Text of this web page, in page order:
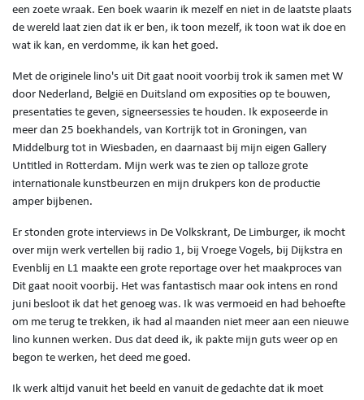
een zoete wraak. Een boek waarin ik mezelf en niet in de laatste plaats
de wereld laat zien dat ik er ben, ik toon mezelf, ik toon wat ik doe en
wat ik kan, en verdomme, ik kan het goed.
Met de originele lino's uit Dit gaat nooit voorbij trok ik samen met W
door Nederland, België en Duitsland om exposities op te bouwen,
presentaties te geven, signeersessies te houden. Ik exposeerde in
meer dan 25 boekhandels, van Kortrijk tot in Groningen, van
Middelburg tot in Wiesbaden, en daarnaast bij mijn eigen Gallery
Untitled in Rotterdam. Mijn werk was te zien op talloze grote
internationale kunstbeurzen en mijn drukpers kon de productie
amper bijbenen.
Er stonden grote interviews in De Volkskrant, De Limburger, ik mocht
over mijn werk vertellen bij radio 1, bij Vroege Vogels, bij Dijkstra en
Evenblij en L1 maakte een grote reportage over het maakproces van
Dit gaat nooit voorbij. Het was fantastisch maar ook intens en rond
juni besloot ik dat het genoeg was. Ik was vermoeid en had behoefte
om me terug te trekken, ik had al maanden niet meer aan een nieuwe
lino kunnen werken. Dus dat deed ik, ik pakte mijn guts weer op en
begon te werken, het deed me goed.
Ik werk altijd vanuit het beeld en vanuit de gedachte dat ik moet